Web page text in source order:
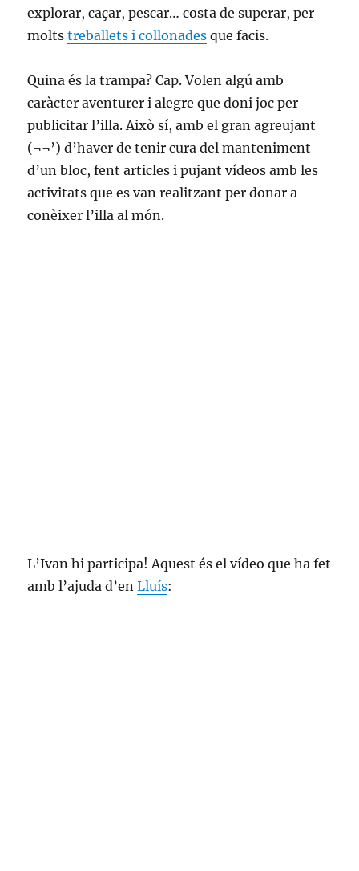
explorar, caçar, pescar… costa de superar, per
moltstreballets i collonades que facis.
Quina és la trampa? Cap. Volen algú amb
caràcter aventurer i alegre que doni joc per
publicitar l’illa. Això sí, amb el gran agreujant
(¬¬’) d’haver de tenir cura del manteniment
d’un bloc, fent articles i pujant vídeos amb les
activitats que es van realitzant per donar a
conèixer l’illa al món.
L’Ivan hi participa! Aquest és el vídeo que ha fet
amb l’ajuda d’enLluís: